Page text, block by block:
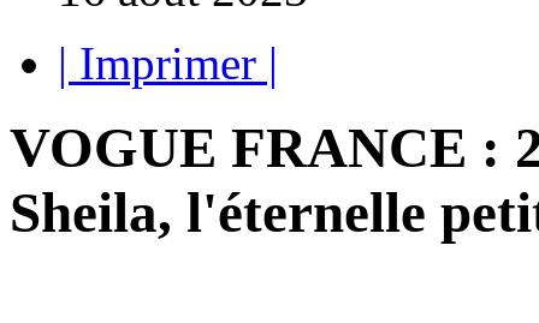
| Imprimer |
VOGUE FRANCE :
Sheila, l'éternelle